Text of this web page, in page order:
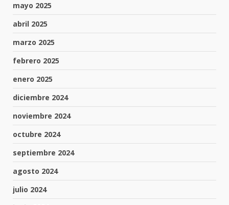
mayo 2025
abril 2025
marzo 2025
febrero 2025
enero 2025
diciembre 2024
noviembre 2024
octubre 2024
septiembre 2024
agosto 2024
julio 2024